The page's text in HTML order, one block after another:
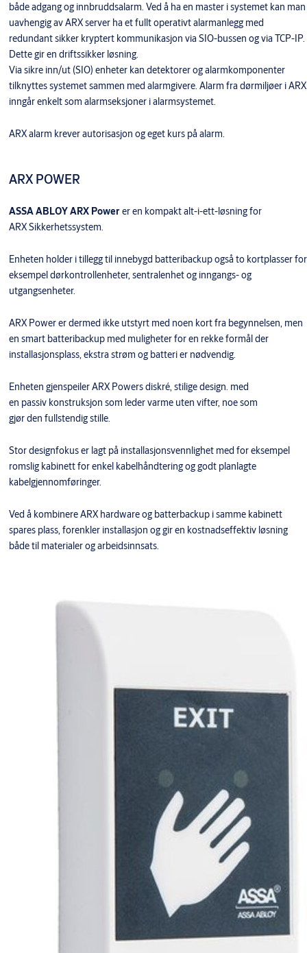
både adgang og innbruddsalarm. Ved å ha en master i systemet kan man
uavhengig av ARX server ha et fullt operativt alarmanlegg med
redundant sikker kryptert kommunikasjon via SIO-bussen og via TCP-IP.
Dette gir en driftssikker løsning.
Via sikre inn/ut (SIO) enheter kan detektorer og alarmkomponenter
tilknyttes systemet sammen med alarmgivere. Alarm fra dørmiljøer i ARX
inngår enkelt som alarmseksjoner i alarmsystemet.
ARX alarm krever autorisasjon og eget kurs på alarm.
ARX POWER
ASSA ABLOY ARX Powerer en kompakt alt-i-ett-løsning for
ARX Sikkerhetssystem.
Enheten holder i tillegg til innebygd batteribackup også to kortplasser for
eksempel dørkontrollenheter, sentralenhet og inngangs- og
utgangsenheter.
ARX Power er dermed ikke utstyrt med noen kort fra begynnelsen, men
en smart batteribackup med muligheter for en rekke formål der
installasjonsplass, ekstra strøm og batteri er nødvendig.
Enheten gjenspeiler ARX Powers diskré, stilige design. med
en passiv konstruksjon som leder varme uten vifter, noe som
gjør den fullstendig stille.
Stor designfokus er lagt på installasjonsvennlighet med for eksempel
romslig kabinett for enkel kabelhåndtering og godt planlagte
kabelgjennomføringer.
Ved å kombinere ARX hardware og batterbackup i samme kabinett
spares plass, forenkler installasjon og gir en kostnadseffektiv løsning
både til materialer og arbeidsinnsats.